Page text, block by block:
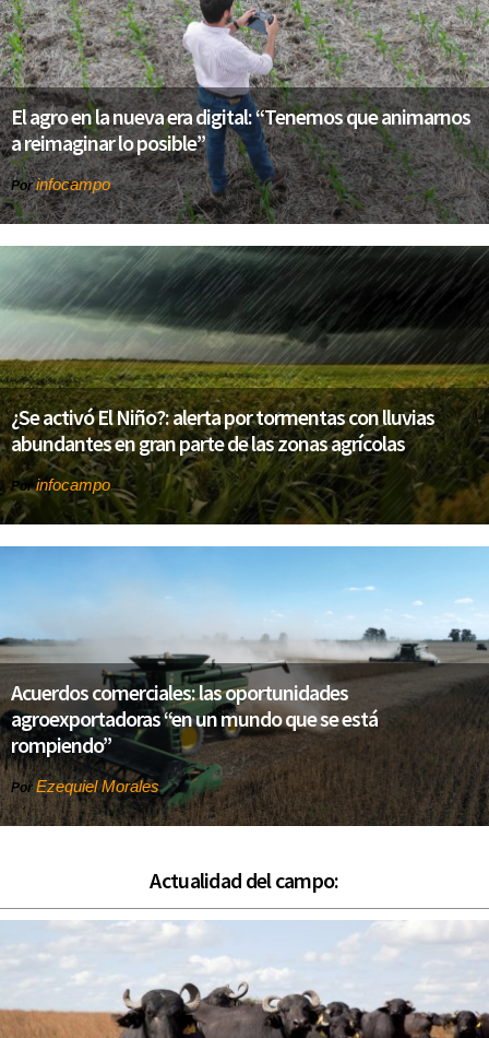
El agro en la nueva era digital: “Tenemos que animarnos
a reimaginar lo posible”
Porinfocampo
¿Se activó El Niño?: alerta por tormentas con lluvias
abundantes en gran parte de las zonas agrícolas
Porinfocampo
Acuerdos comerciales: las oportunidades
agroexportadoras “en un mundo que se está
rompiendo”
Por Ezequiel Morales
Actualidad del campo: